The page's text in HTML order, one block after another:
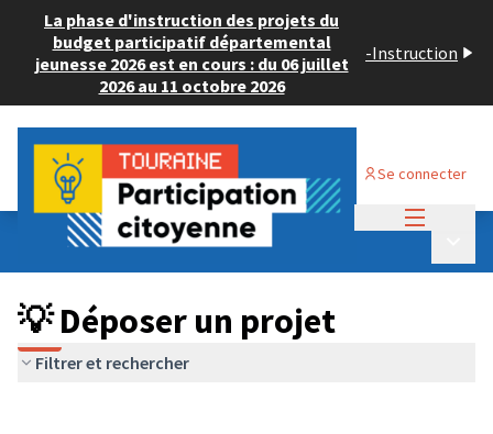
La phase d'instruction des projets du
budget participatif départemental
jeunesse 2026 est en cours : du 06 juillet
2026 au 11 octobre 2026
-Instruction
Se connecter
Budget Participatif ADULTE 2024
💡 Déposer un projet
💡 Déposer un projet
Filtrer et rechercher